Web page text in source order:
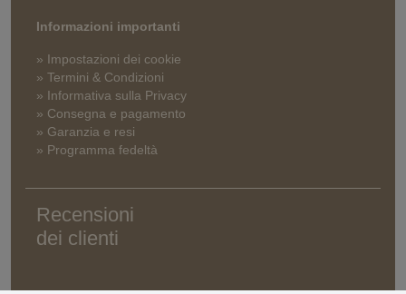
Informazioni importanti
» Impostazioni dei cookie
» Termini & Condizioni
» Informativa sulla Privacy
» Consegna e pagamento
» Garanzia e resi
» Programma fedeltà
Recensioni
dei clienti